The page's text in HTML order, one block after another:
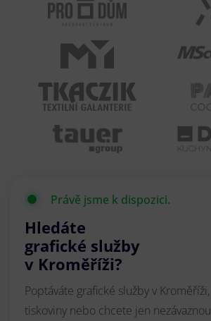
Právě jsme k dispozici.
Hledáte
grafické služby
v Kroměříži?
Poptáváte grafické služby v
tiskoviny nebo chcete jen